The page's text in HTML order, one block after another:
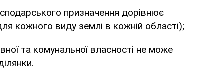
призначення дорівнює
кожного виду землі в кожній області);
та комунальної власності не може